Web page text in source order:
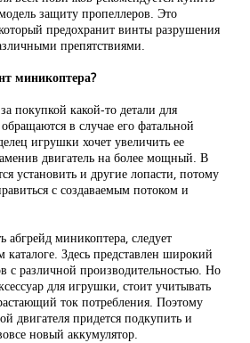
защиту пропеллеров. Это
предохранит винты разрушения
препятствиями.
миникоптера?
покупкой какой-то детали для
в случае его фатальной
игрушки хочет увеличить ее
двигатель на более мощный. В
установить и другие лопасти, потому
с создаваемым потоком и
абгрейд миникоптера, следует
каталоге. Здесь представлен широкий
с различной производительностью. Но
для игрушки, стоит учитывать
ток потребления. Поэтому
двигателя придется подкупить и
новый аккумулятор.